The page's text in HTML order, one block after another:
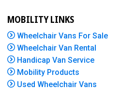
MOBILITY LINKS
Wheelchair Vans For Sale
Wheelchair Van Rental
Handicap Van Service
Mobility Products
Used Wheelchair Vans